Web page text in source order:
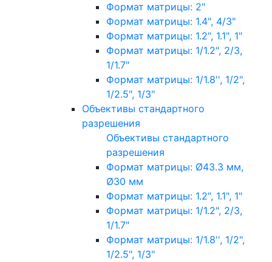
Формат матрицы: 2"
Формат матрицы: 1.4", 4/3"
Формат матрицы: 1.2", 1.1", 1"
Формат матрицы: 1/1.2", 2/3,
1/1.7"
Формат матрицы: 1/1.8'', 1/2",
1/2.5", 1/3"
Объективы стандартного
разрешения
Объективы стандартного
разрешения
Формат матрицы: Ø43.3 мм,
Ø30 мм
Формат матрицы: 1.2", 1.1", 1"
Формат матрицы: 1/1.2", 2/3,
1/1.7"
Формат матрицы: 1/1.8'', 1/2",
1/2.5", 1/3"